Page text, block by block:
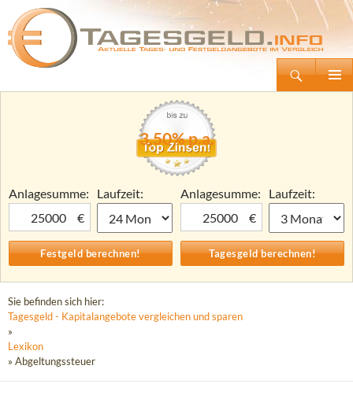
Tagesgeld.info – Tagesgeldkonten vergleichen und Tagesgeld-Zinsen berechnen
Zum
3,50% p.a.
Anlagesumme:
€
Laufzeit:
Anlagesumme:
€
Laufzeit:
Sie befinden sich hier:
Tagesgeld - Kapitalangebote vergleichen und sparen
»
Lexikon
» Abgeltungssteuer